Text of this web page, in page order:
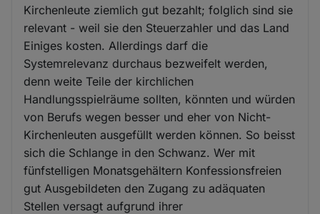
Kirchenleute ziemlich gut bezahlt; folglich sind sie
relevant - weil sie den Steuerzahler und das Land
Einiges kosten. Allerdings darf die
Systemrelevanz durchaus bezweifelt werden,
denn weite Teile der kirchlichen
Handlungsspielräume sollten, könnten und würden
von Berufs wegen besser und eher von Nicht-
Kirchenleuten ausgefüllt werden können. So beisst
sich die Schlange in den Schwanz. Wer mit
fünfstelligen Monatsgehältern Konfessionsfreien
gut Ausgebildeten den Zugang zu adäquaten
Stellen versagt aufgrund ihrer